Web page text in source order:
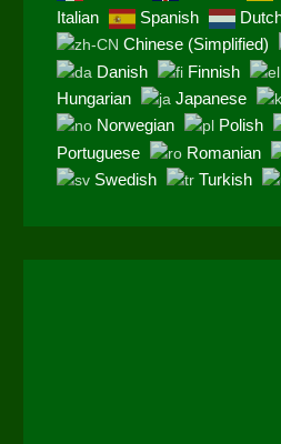
Italian
Spanish
Chinese (Simplified)
Danish
Finnish
Hungarian
Japanese
Norwegian
Polish
Portuguese
Romanian
Swedish
Turkish